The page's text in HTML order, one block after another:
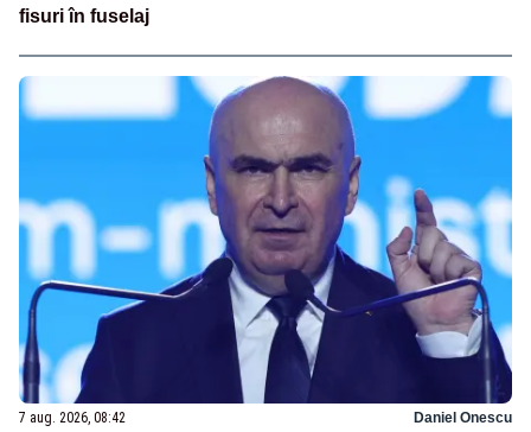
fisuri în fuselaj
7 aug. 2026, 08:42 Daniel Onescu